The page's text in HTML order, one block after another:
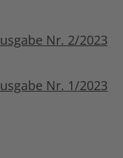
Nr. 2/2023
Nr. 1/2023